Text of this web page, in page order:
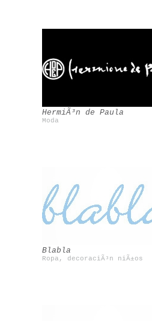
HermiÃ³n de Paula
Moda
Rosa Basurto
Blabla
Ropa, decoraciÃ³n niÃ±os
Rob Ryan